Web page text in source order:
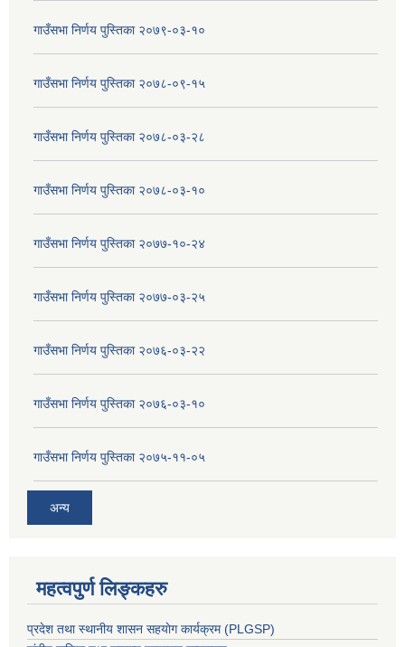
गाउँसभा निर्णय पुस्तिका २०७९-०३-१०
गाउँसभा निर्णय पुस्तिका २०७८-०९-१५
गाउँसभा निर्णय पुस्तिका २०७८-०३-२८
गाउँसभा निर्णय पुस्तिका २०७८-०३-१०
गाउँसभा निर्णय पुस्तिका २०७७-१०-२४
गाउँसभा निर्णय पुस्तिका २०७७-०३-२५
गाउँसभा निर्णय पुस्तिका २०७६-०३-२२
गाउँसभा निर्णय पुस्तिका २०७६-०३-१०
गाउँसभा निर्णय पुस्तिका २०७५-११-०५
अन्य
महत्वपुर्ण लिङ्कहरु
प्रदेश तथा स्थानीय शासन सहयाेग कार्यक्रम (PLGSP)